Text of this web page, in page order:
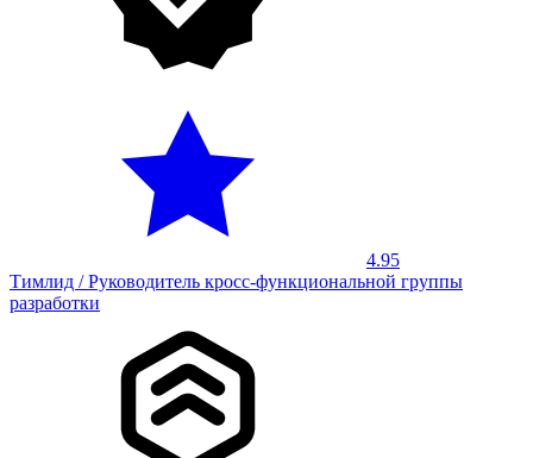
4.95
Тимлид / Руководитель кросс-функциональной группы
разработки